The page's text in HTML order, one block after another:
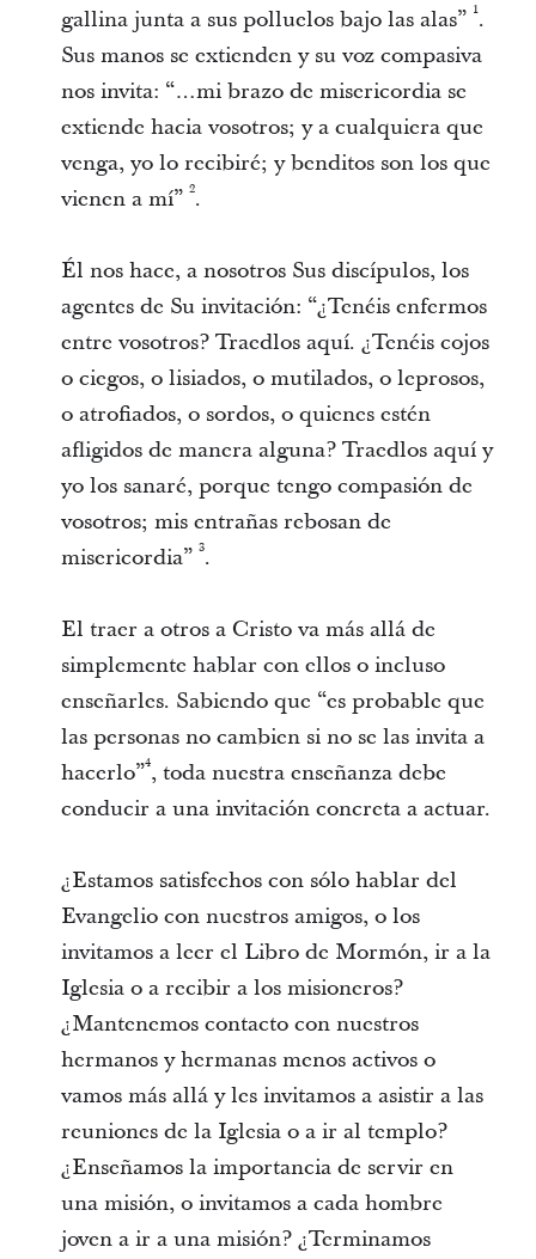
gallina junta a sus polluelos bajo las alas” 1.
Sus manos se extienden y su voz compasiva
nos invita: “…mi brazo de misericordia se
extiende hacia vosotros; y a cualquiera que
venga, yo lo recibiré; y benditos son los que
vienen a mí” 2.
Él nos hace, a nosotros Sus discípulos, los
agentes de Su invitación: “¿Tenéis enfermos
entre vosotros? Traedlos aquí. ¿Tenéis cojos
o ciegos, o lisiados, o mutilados, o leprosos,
o atrofiados, o sordos, o quienes estén
afligidos de manera alguna? Traedlos aquí y
yo los sanaré, porque tengo compasión de
vosotros; mis entrañas rebosan de
misericordia” 3.
El traer a otros a Cristo va más allá de
simplemente hablar con ellos o incluso
enseñarles. Sabiendo que “es probable que
las personas no cambien si no se las invita a
hacerlo”4, toda nuestra enseñanza debe
conducir a una invitación concreta a actuar.
¿Estamos satisfechos con sólo hablar del
Evangelio con nuestros amigos, o los
invitamos a leer el Libro de Mormón, ir a la
Iglesia o a recibir a los misioneros?
¿Mantenemos contacto con nuestros
hermanos y hermanas menos activos o
vamos más allá y les invitamos a asistir a las
reuniones de la Iglesia o a ir al templo?
¿Enseñamos la importancia de servir en
una misión, o invitamos a cada hombre
joven a ir a una misión? ¿Terminamos